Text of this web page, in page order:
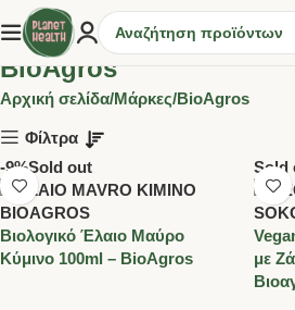
BioAgros
Αρχική σελίδα Μάρκες BioAgros
Φίλτρα
-9%Sold out
Bιολογικό Έλαιο Μαύρο
Κύμινο 100ml – BioAgros
Sold
με